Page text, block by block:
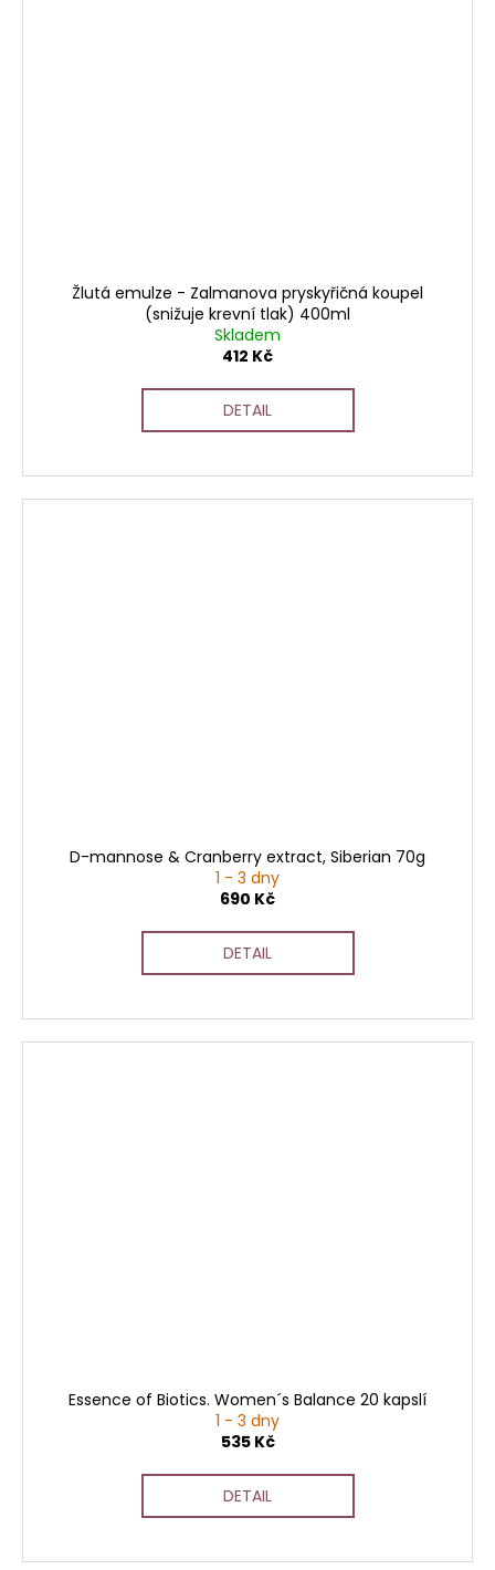
Žlutá emulze - Zalmanova pryskyřičná koupel
(snižuje krevní tlak) 400ml
Skladem
412 Kč
DETAIL
D-mannose & Cranberry extract, Siberian 70g
1 - 3 dny
690 Kč
DETAIL
Essence of Biotics. Women´s Balance 20 kapslí
1 - 3 dny
535 Kč
DETAIL